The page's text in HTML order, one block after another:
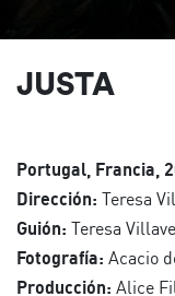
JUSTA
Portugal, Francia,
Dirección: Teresa
Guión: Teresa
Fotografía: Acacio
Producción: Alice